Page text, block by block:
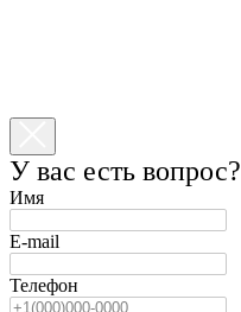
У вас есть вопрос?
Имя
E-mail
Телефон